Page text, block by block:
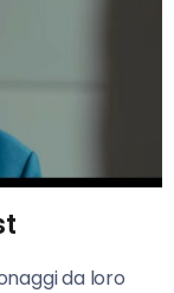
da loro